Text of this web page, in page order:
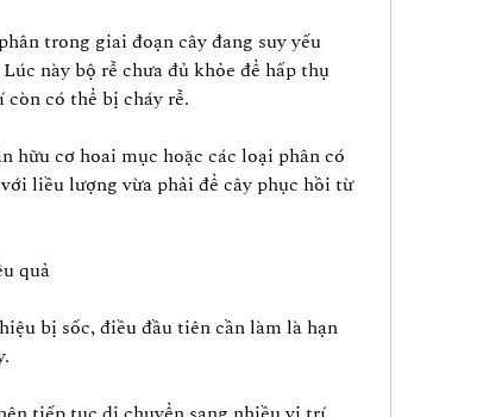
trong giai đoạn cây đang suy yếu
này bộ rễ chưa đủ khỏe để hấp thụ
có thể bị cháy rễ.
hữu cơ hoai mục hoặc các loại phân có
liều lượng vừa phải để cây phục hồi từ
quả
bị sốc, điều đầu tiên cần làm là hạn